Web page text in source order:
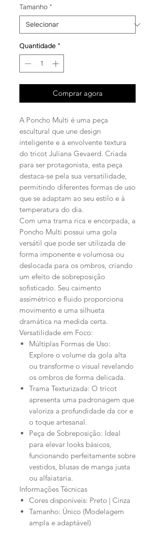
Tamanho *
Quantidade *
Comprar agora
A Poncho Multi é uma peça
escultural que une design
inteligente e a envolvente textura
do tricot Juliana Gevaerd. Criada
para ser protagonista, esta peça
destaca-se pela sua versatilidade,
permitindo diferentes formas de uso
que se adaptam ao seu estilo e à
temperatura do dia.
Com uma trama rica e encorpada, a
Poncho Multi possui uma gola
versátil que pode ser utilizada de
forma imponente e volumosa ou
deslocada para os ombros, criando
um efeito de sobreposição
sofisticado. Seu caimento
assimétrico e fluido proporciona
movimento e uma silhueta
dramática na medida certa.
Versatilidade em Foco:
Múltiplas Formas de Uso:
Explore o volume da gola alta
ou transforme o visual revelando
os ombros de forma delicada.
Trama Texturizada: O tricot
apresenta uma padronagem que
valoriza a profundidade da cor e
o toque artesanal.
Peça de Sobreposição: Ideal
para elevar looks básicos,
funcionando perfeitamente sobre
vestidos, blusas de manga justa
ou alfaiataria.
Informações Técnicas
Cores disponíveis: Preto | Cinza
Tamanho: Único (Modelagem
ampla e adaptável)